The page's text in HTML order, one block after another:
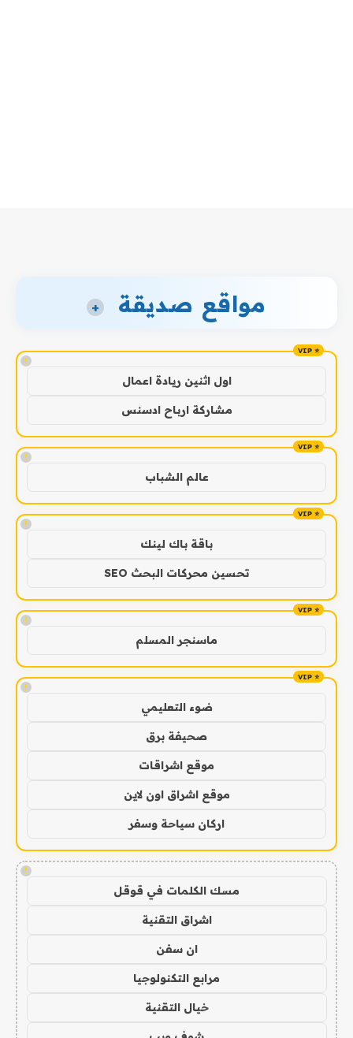
مواقع صديقة +
!
اول اثنين ريادة اعمال
مشاركة ارباح ادسنس
!
عالم الشباب
!
باقة باك لينك
تحسين محركات البحث SEO
!
ماسنجر المسلم
!
ضوء التعليمي
صحيفة برق
موقع اشراقات
موقع اشراق اون لاين
اركان سياحة وسفر
!
مسك الكلمات في قوقل
اشراق التقنية
ان سفن
مرابع التكنولوجيا
خيال التقنية